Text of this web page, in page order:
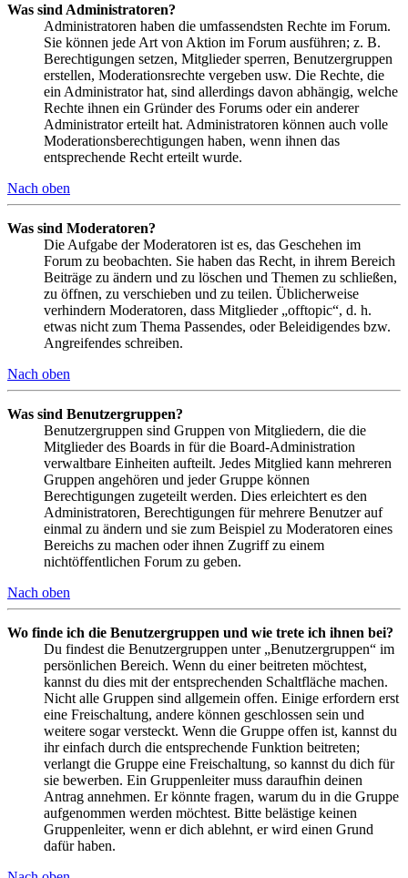
Was sind Administratoren?
Administratoren haben die umfassendsten Rechte im Forum.
Sie können jede Art von Aktion im Forum ausführen; z. B.
Berechtigungen setzen, Mitglieder sperren, Benutzergruppen
erstellen, Moderationsrechte vergeben usw. Die Rechte, die
ein Administrator hat, sind allerdings davon abhängig, welche
Rechte ihnen ein Gründer des Forums oder ein anderer
Administrator erteilt hat. Administratoren können auch volle
Moderationsberechtigungen haben, wenn ihnen das
entsprechende Recht erteilt wurde.
Nach oben
Was sind Moderatoren?
Die Aufgabe der Moderatoren ist es, das Geschehen im
Forum zu beobachten. Sie haben das Recht, in ihrem Bereich
Beiträge zu ändern und zu löschen und Themen zu schließen,
zu öffnen, zu verschieben und zu teilen. Üblicherweise
verhindern Moderatoren, dass Mitglieder „offtopic“, d. h.
etwas nicht zum Thema Passendes, oder Beleidigendes bzw.
Angreifendes schreiben.
Nach oben
Was sind Benutzergruppen?
Benutzergruppen sind Gruppen von Mitgliedern, die die
Mitglieder des Boards in für die Board-Administration
verwaltbare Einheiten aufteilt. Jedes Mitglied kann mehreren
Gruppen angehören und jeder Gruppe können
Berechtigungen zugeteilt werden. Dies erleichtert es den
Administratoren, Berechtigungen für mehrere Benutzer auf
einmal zu ändern und sie zum Beispiel zu Moderatoren eines
Bereichs zu machen oder ihnen Zugriff zu einem
nichtöffentlichen Forum zu geben.
Nach oben
Wo finde ich die Benutzergruppen und wie trete ich ihnen bei?
Du findest die Benutzergruppen unter „Benutzergruppen“ im
persönlichen Bereich. Wenn du einer beitreten möchtest,
kannst du dies mit der entsprechenden Schaltfläche machen.
Nicht alle Gruppen sind allgemein offen. Einige erfordern erst
eine Freischaltung, andere können geschlossen sein und
weitere sogar versteckt. Wenn die Gruppe offen ist, kannst du
ihr einfach durch die entsprechende Funktion beitreten;
verlangt die Gruppe eine Freischaltung, so kannst du dich für
sie bewerben. Ein Gruppenleiter muss daraufhin deinen
Antrag annehmen. Er könnte fragen, warum du in die Gruppe
aufgenommen werden möchtest. Bitte belästige keinen
Gruppenleiter, wenn er dich ablehnt, er wird einen Grund
dafür haben.